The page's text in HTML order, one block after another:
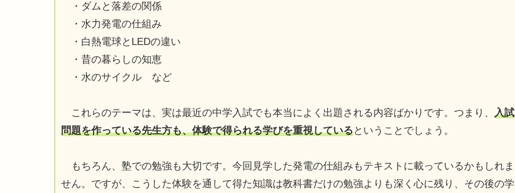
・ダムと落差の関係
・水力発電の仕組み
・白熱電球とLEDの違い
・昔の暮らしの知恵
・水のサイクル など
これらのテーマは、実は最近の中学入試でも本当によく出題される内容ばかりです。つまり、 入試
問題を作っている先生方も、体験で得られる学びを重視しているということでしょう。
もちろん、塾での勉強も大切です。今回見学した発電の仕組みもテキストに載っているかもしれま
せん。ですが、こうした体験を通して得た知識は教科書だけの勉強よりも深く心に残り、その後の学